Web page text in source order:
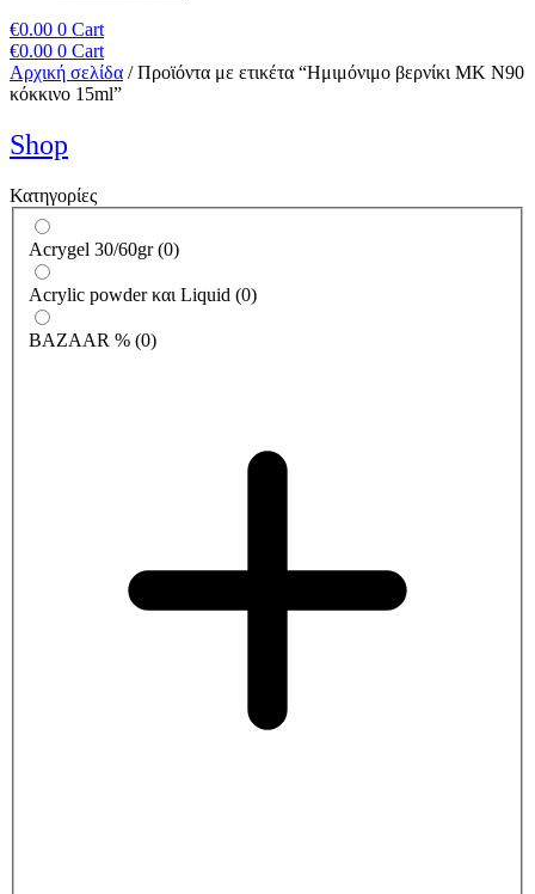
€0.00 0 Cart
€0.00 0 Cart
Αρχική σελίδα / Προϊόντα με ετικέτα “Ημιμόνιμο βερνίκι ΜΚ Ν90
κόκκινο 15ml”
Shop
Κατηγορίες
Acrygel 30/60gr (0)
Acrylic powder και Liquid (0)
BAZAAR % (0)